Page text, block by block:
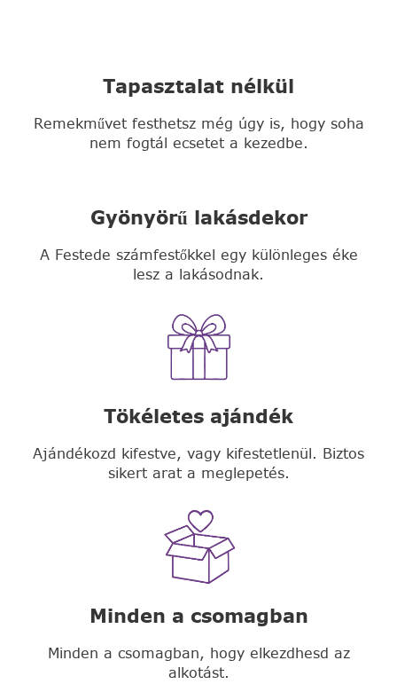
Tapasztalat nélkül
Remekművet festhetsz még úgy is, hogy soha
nem fogtál ecsetet a kezedbe.
Gyönyörű lakásdekor
A Festede számfestőkkel egy különleges éke
lesz a lakásodnak.
Tökéletes ajándék
Ajándékozd kifestve, vagy kifestetlenül. Biztos
sikert arat a meglepetés.
Minden a csomagban
Minden a csomagban, hogy elkezdhesd az
alkotást.